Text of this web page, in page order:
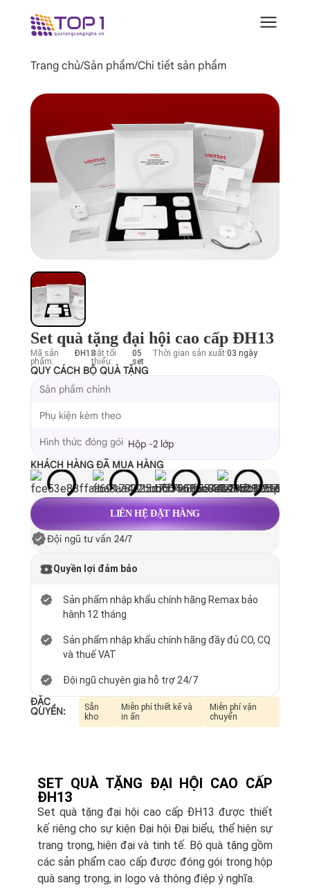
Trang chủ/Sản phẩm/Chi tiết sản phẩm
Set quà tặng đại hội cao cấp ĐH13
Mã sản
phẩm:
ĐH13Đặt tối
thiểu:
05
set
Thời gian sản xuất:03 ngày
QUY CÁCH BỘ QUÀ TẶNG
Sản phẩm chính
Phụ kiện kèm theo
Hình thức đóng gói Hộp -2 lớp
KHÁCH HÀNG ĐÃ MUA HÀNG
LIÊN HỆ ĐẶT HÀNG
Đội ngũ tư vấn 24/7
Quyền lợi đảm bảo
Sản phẩm nhập khẩu chính hãng Remax bảo
hành 12 tháng
Sản phẩm nhập khẩu chính hãng đầy đủ CO, CQ
và thuế VAT
Đội ngũ chuyên gia hỗ trợ 24/7
ĐẶC
QUYỀN:
Sẵn
kho
Miễn phí thiết kế và
in ấn
Miễn phí vận
chuyển
SET QUÀ TẶNG ĐẠI HỘI CAO CẤP
ĐH13
Set quà tặng đại hội cao cấp ĐH13 được thiết
kế riêng cho sự kiện Đại hội Đại biểu, thể hiện sự
trang trọng, hiện đại và tinh tế. Bộ quà tặng gồm
các sản phẩm cao cấp được đóng gói trong hộp
quà sang trọng, in logo và thông điệp ý nghĩa.